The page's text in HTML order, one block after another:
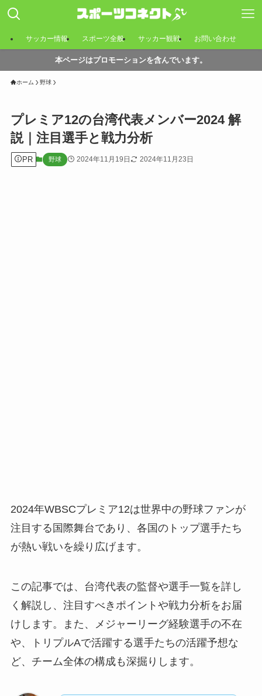
サッカー情報 スポーツ全般 サッカー観戦 お問い合わせ
本ページはプロモーションを含んでいます。
ホーム 野球
プレミア12の台湾代表メンバー2024 解
説｜注目選手と戦力分析
PR 野球 2024年11月19日 2024年11月23日
2024年WBSCプレミア12は世界中の野球ファンが
注目する国際舞台であり、各国のトップ選手たち
が熱い戦いを繰り広げます。
この記事では、台湾代表の監督や選手一覧を詳し
く解説し、注目すべきポイントや戦力分析をお届
けします。また、メジャーリーグ経験選手の不在
や、トリプルAで活躍する選手たちの活躍予想な
ど、チーム全体の構成も深掘りします。